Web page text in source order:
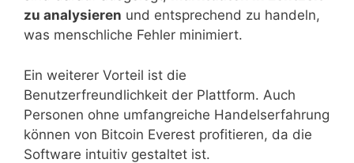
zu analysieren und entsprechend zu handeln,
was menschliche Fehler minimiert.
Ein weiterer Vorteil ist die
Benutzerfreundlichkeit der Plattform. Auch
Personen ohne umfangreiche Handelserfahrung
können von Bitcoin Everest profitieren, da die
Software intuitiv gestaltet ist.